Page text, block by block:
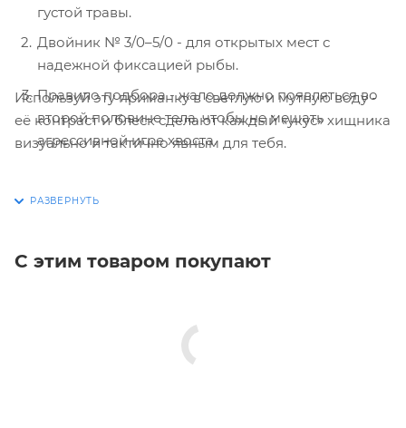
густой травы.
Двойник № 3/0–5/0 - для открытых мест с
надежной фиксацией рыбы.
Правило подбора - жало должно появляться во
второй половине тела, чтобы не мешать
агрессивной игре хвоста.
Используй эту приманку в светлую и мутную воду -
её контраст и блеск сделают каждый «укус» хищника
визуально и тактично явным для тебя.
С этим товаром покупают